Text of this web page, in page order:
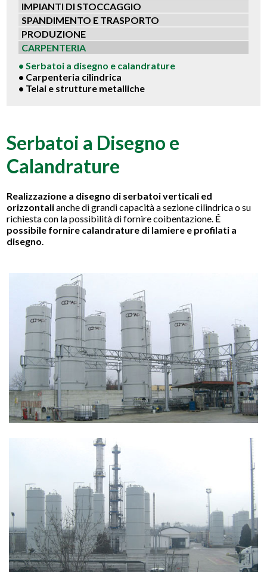
IMPIANTI DI STOCCAGGIO
SPANDIMENTO E TRASPORTO
PRODUZIONE
CARPENTERIA
• Serbatoi a disegno e calandrature
• Carpenteria cilindrica
• Telai e strutture metalliche
Serbatoi a Disegno e
Calandrature
Realizzazione a disegno di serbatoi verticali ed
orizzontalianche di grandi capacità a sezione cilindrica o su
richiesta con la possibilità di fornire coibentazione. É
possibile fornire calandrature di lamiere e profilati a
disegno.